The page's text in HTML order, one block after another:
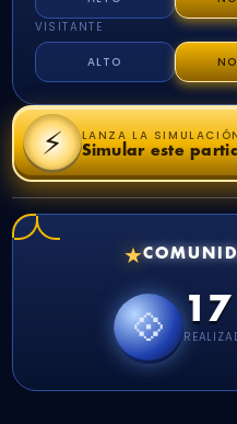
VISITANTE
ALTO
⚡ LANZA LA
Simular este
★
💠 17